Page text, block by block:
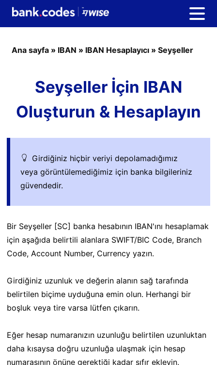
Ana sayfa » IBAN » IBAN Hesaplayıcı » Seyşeller
Seyşeller İçin IBAN
Oluşturun & Hesaplayın
Girdiğiniz hiçbir veriyi depolamadığımız
veya görüntülemediğimiz için banka bilgileriniz
güvendedir.
Bir Seyşeller [SC] banka hesabının IBAN'ını hesaplamak
için aşağıda belirtili alanlara SWIFT/BIC Code, Branch
Code, Account Number, Currency yazın.
Girdiğiniz uzunluk ve değerin alanın sağ tarafında
belirtilen biçime uyduğuna emin olun. Herhangi bir
boşluk veya tire varsa lütfen çıkarın.
Eğer hesap numaranızın uzunluğu belirtilen uzunluktan
daha kısaysa doğru uzunluğa ulaşmak için hesap
numarasının önüne gerektiği kadar sıfır ekleyin.